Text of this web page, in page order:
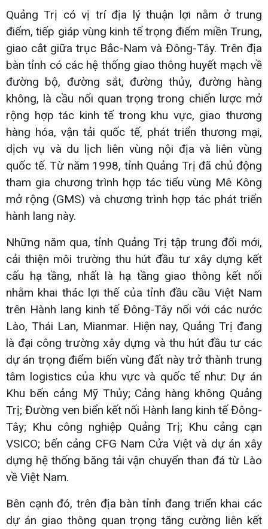
Quảng Trị có vị trí địa lý thuận lợi nằm ở trung
điểm, tiếp giáp vùng kinh tế trọng điểm miền Trung,
giao cắt giữa trục Bắc-Nam và Đông-Tây. Trên địa
bàn tỉnh có các hệ thống giao thông huyết mạch về
đường bộ, đường sắt, đường thủy, đường hàng
không, là cầu nối quan trọng trong chiến lược mở
rộng hợp tác kinh tế trong khu vực, giao thương
hàng hóa, vận tải quốc tế, phát triển thương mại,
dịch vụ và du lịch liên vùng nội địa và liên vùng
quốc tế. Từ năm 1998, tỉnh Quảng Trị đã chủ động
tham gia chương trình hợp tác tiểu vùng Mê Kông
mở rộng (GMS) và chương trình hợp tác phát triển
hành lang này.
Những năm qua, tỉnh Quảng Trị tập trung đổi mới,
cải thiện môi trường thu hút đầu tư xây dựng kết
cấu hạ tầng, nhất là hạ tầng giao thông kết nối
nhằm khai thác lợi thế của tỉnh đầu cầu Việt Nam
trên Hành lang kinh tế Đông-Tây nối với các nước
Lào, Thái Lan, Mianmar. Hiện nay, Quảng Trị đang
là đại công trường xây dựng và thu hút đầu tư các
dự án trọng điểm biến vùng đất này trở thành trung
tâm logistics của khu vực và quốc tế như: Dự án
Khu bến cảng Mỹ Thủy; Cảng hàng không Quảng
Trị; Đường ven biển kết nối Hành lang kinh tế Đông-
Tây; Khu công nghiệp Quảng Trị; Khu cảng cạn
VSICO; bến cảng CFG Nam Cửa Việt và dự án xây
dựng hệ thống băng tải vận chuyển than đá từ Lào
về Việt Nam.
Bên cạnh đó, trên địa bàn tỉnh đang triển khai các
dự án giao thông quan trọng tăng cường liên kết